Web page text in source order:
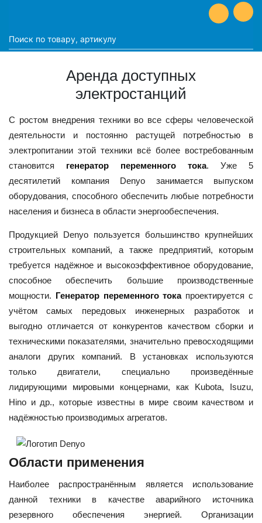
Аренда доступных
электростанций
С ростом внедрения техники во все сферы человеческой
деятельности и постоянно растущей потребностью в
электропитании этой техники всё более востребованным
становится генератор переменного тока. Уже 5
десятилетий компания Denyo занимается выпуском
оборудования, способного обеспечить любые потребности
населения и бизнеса в области энергообеспечения.
Продукцией Denyo пользуется большинство крупнейших
строительных компаний, а также предприятий, которым
требуется надёжное и высокоэффективное оборудование,
способное обеспечить большие производственные
мощности. Генератор переменного токапроектируется с
учётом самых передовых инженерных разработок и
выгодно отличается от конкурентов качеством сборки и
техническими показателями, значительно превосходящими
аналоги других компаний. В установках используются
только двигатели, специально произведённые
лидирующими мировыми концернами, как Kubota, Isuzu,
Hino и др., которые известны в мире своим качеством и
надёжностью производимых агрегатов.
Области применения
Наиболее распространённым является использование
данной техники в качестве аварийного источника
резервного обеспечения энергией. Организации